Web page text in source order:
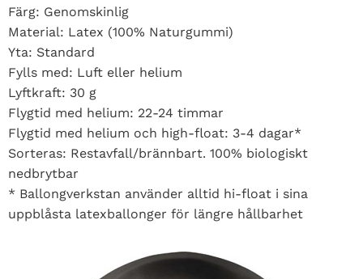
Färg: Genomskinlig
Material: Latex (100% Naturgummi)
Yta: Standard
Fylls med: Luft eller helium
Lyftkraft: 30 g
Flygtid med helium: 22-24 timmar
Flygtid med helium och high-float: 3-4 dagar*
Sorteras: Restavfall/brännbart. 100% biologiskt
nedbrytbar
* Ballongverkstan använder alltid hi-float i sina
uppblåsta latexballonger för längre hållbarhet